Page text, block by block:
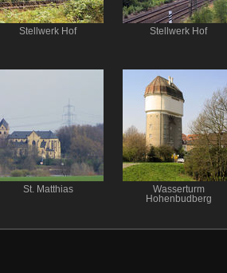
Stellwerk Hof Stellwerk Hof
St. Matthias
Wasserturm
Hohenbudberg